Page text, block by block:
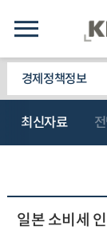
경제정책정보
최신자료
일본 소비세